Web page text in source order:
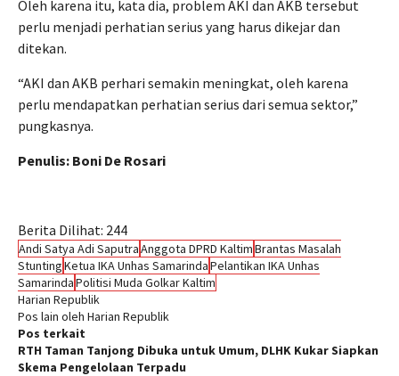
Oleh karena itu, kata dia, problem AKI dan AKB tersebut
perlu menjadi perhatian serius yang harus dikejar dan
ditekan.
“AKI dan AKB perhari semakin meningkat, oleh karena
perlu mendapatkan perhatian serius dari semua sektor,”
pungkasnya.
Penulis: Boni De Rosari
Berita Dilihat: 244
Andi Satya Adi SaputraAnggota DPRD KaltimBrantas Masalah
StuntingKetua IKA Unhas SamarindaPelantikan IKA Unhas
SamarindaPolitisi Muda Golkar Kaltim
Harian Republik
Pos lain oleh Harian Republik
Pos terkait
RTH Taman Tanjong Dibuka untuk Umum, DLHK Kukar Siapkan
Skema Pengelolaan Terpadu